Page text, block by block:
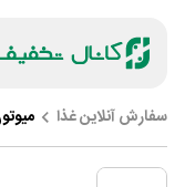
سفارش آنلاین غذا